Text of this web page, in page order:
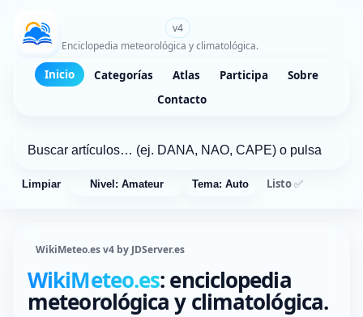
v4
Enciclopedia meteorológica y climatológica.
Inicio Categorías Atlas Participa
Sobre
Contacto
Limpiar Nivel: Amateur Tema: Auto Listo ✅
WikiMeteo.es v4 by JDServer.es
WikiMeteo.es: enciclopedia
meteorológica y climatológica.